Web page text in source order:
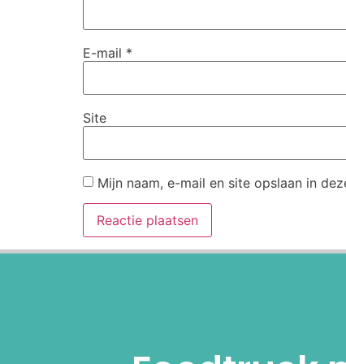
E-mail *
Site
Mijn naam, e-mail en site opslaan in